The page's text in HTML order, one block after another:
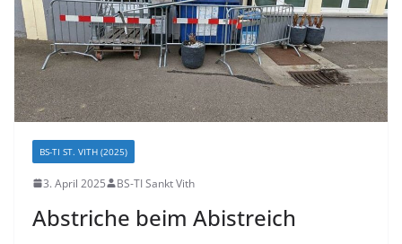
BS-TI ST. VITH (2025)
3. April 2025 BS-TI Sankt Vith
Abstriche beim Abistreich